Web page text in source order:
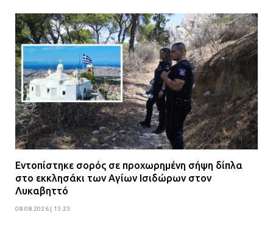
Εντοπίστηκε σορός σε προχωρημένη σήψη δίπλα
στο εκκλησάκι των Αγίων Ισιδώρων στον
Λυκαβηττό
08.08.2026 | 13:23